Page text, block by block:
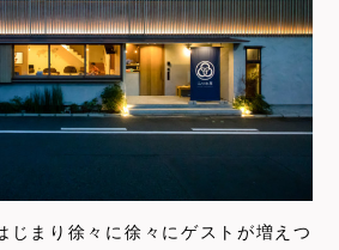
まり徐々に徐々にゲストが増えつ